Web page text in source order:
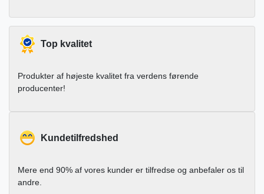
Top kvalitet
Produkter af højeste kvalitet fra verdens førende
producenter!
Kundetilfredshed
Mere end 90% af vores kunder er tilfredse og anbefaler os til
andre.